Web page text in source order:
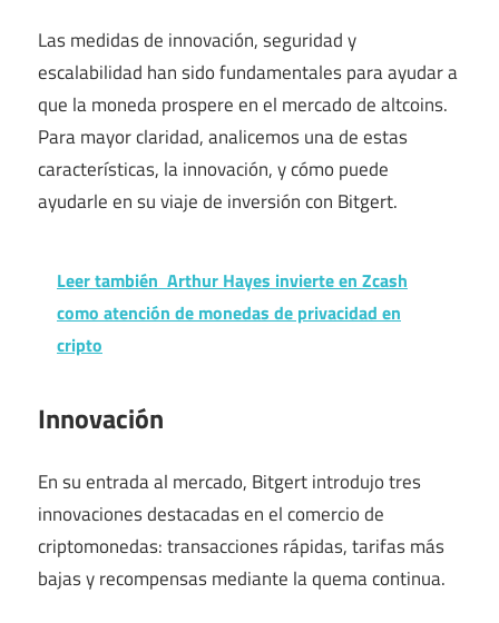
Las medidas de innovación, seguridad y
escalabilidad han sido fundamentales para ayudar a
que la moneda prospere en el mercado de altcoins.
Para mayor claridad, analicemos una de estas
características, la innovación, y cómo puede
ayudarle en su viaje de inversión con Bitgert.
Leer también Arthur Hayes invierte en Zcash
como atención de monedas de privacidad en
cripto
Innovación
En su entrada al mercado, Bitgert introdujo tres
innovaciones destacadas en el comercio de
criptomonedas: transacciones rápidas, tarifas más
bajas y recompensas mediante la quema continua.